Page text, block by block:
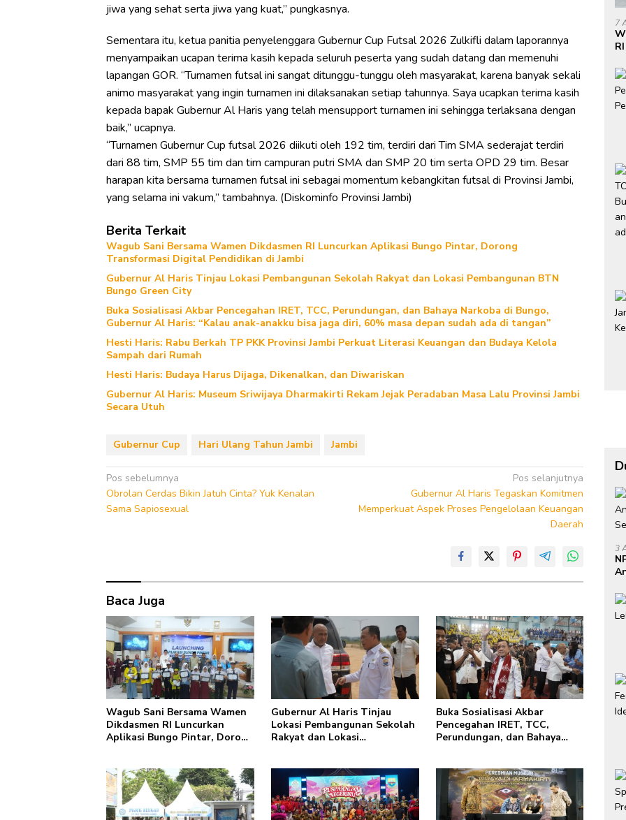
jiwa yang sehat serta jiwa yang kuat,” pungkasnya.
Sementara itu, ketua panitia penyelenggara Gubernur Cup Futsal 2026 Zulkifli dalam laporannya
menyampaikan ucapan terima kasih kepada seluruh peserta yang sudah datang dan memenuhi
lapangan GOR. “Turnamen futsal ini sangat ditunggu-tunggu oleh masyarakat, karena banyak sekali
animo masyarakat yang ingin turnamen ini dilaksanakan setiap tahunnya. Saya ucapkan terima kasih
kepada bapak Gubernur Al Haris yang telah mensupport turnamen ini sehingga terlaksana dengan
baik,” ucapnya.
“Turnamen Gubernur Cup futsal 2026 diikuti oleh 192 tim, terdiri dari Tim SMA sederajat terdiri
dari 88 tim, SMP 55 tim dan tim campuran putri SMA dan SMP 20 tim serta OPD 29 tim. Besar
harapan kita bersama turnamen futsal ini sebagai momentum kebangkitan futsal di Provinsi Jambi,
yang selama ini vakum,” tambahnya. (Diskominfo Provinsi Jambi)
Berita Terkait
Wagub Sani Bersama Wamen Dikdasmen RI Luncurkan Aplikasi Bungo Pintar, Dorong
Transformasi Digital Pendidikan di Jambi
Gubernur Al Haris Tinjau Lokasi Pembangunan Sekolah Rakyat dan Lokasi Pembangunan BTN
Bungo Green City
Buka Sosialisasi Akbar Pencegahan IRET, TCC, Perundungan, dan Bahaya Narkoba di Bungo,
Gubernur Al Haris: “Kalau anak-anakku bisa jaga diri, 60% masa depan sudah ada di tangan”
Hesti Haris: Rabu Berkah TP PKK Provinsi Jambi Perkuat Literasi Keuangan dan Budaya Kelola
Sampah dari Rumah
Hesti Haris: Budaya Harus Dijaga, Dikenalkan, dan Diwariskan
Gubernur Al Haris: Museum Sriwijaya Dharmakirti Rekam Jejak Peradaban Masa Lalu Provinsi Jambi
Secara Utuh
Gubernur Cup Hari Ulang Tahun Jambi Jambi
Navigasi
pos
Pos sebelumnya
Obrolan Cerdas Bikin Jatuh Cinta? Yuk Kenalan
Sama Sapiosexual
Pos selanjutnya
Gubernur Al Haris Tegaskan Komitmen
Memperkuat Aspek Proses Pengelolaan Keuangan
Daerah
Baca Juga
Wagub Sani Bersama Wamen
Dikdasmen RI Luncurkan
Aplikasi Bungo Pintar, Dorong
Gubernur Al Haris Tinjau
Lokasi Pembangunan Sekolah
Rakyat dan Lokasi
Buka Sosialisasi Akbar
Pencegahan IRET, TCC,
Perundungan, dan Bahaya
bisa jaga diri, 60% masa
depan sudah ada di tangan”
7
di
3